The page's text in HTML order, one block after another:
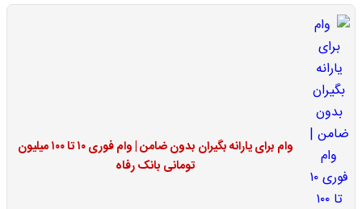
وام برای یارانه بگیران بدون ضامن | وام فوری ۱۰ تا ۱۰۰ میلیون
تومانی بانک رفاه